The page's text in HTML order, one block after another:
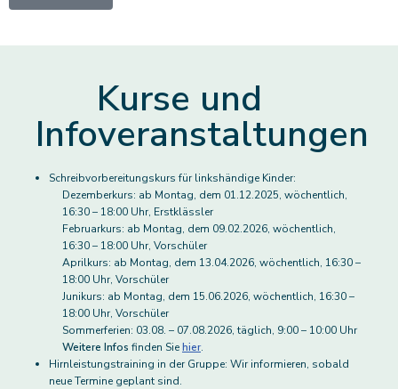
Kurse und
Infoveranstaltungen
Schreibvorbereitungskurs für linkshändige Kinder:
Dezemberkurs: ab Montag, dem 01.12.2025, wöchentlich,
16:30 – 18:00 Uhr, Erstklässler
Februarkurs: ab Montag, dem 09.02.2026, wöchentlich,
16:30 – 18:00 Uhr, Vorschüler
Aprilkurs: ab Montag, dem 13.04.2026, wöchentlich, 16:30 –
18:00 Uhr, Vorschüler
Junikurs: ab Montag, dem 15.06.2026, wöchentlich, 16:30 –
18:00 Uhr, Vorschüler
Sommerferien: 03.08. – 07.08.2026, täglich, 9:00 – 10:00 Uhr
Weitere Infos finden Siehier.
Hirnleistungstraining in der Gruppe: Wir informieren, sobald
neue Termine geplant sind.